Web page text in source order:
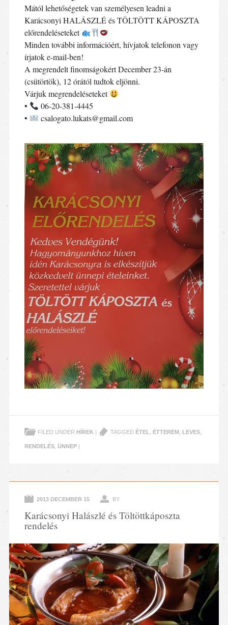
Mától lehetőségetek van személyesen leadni a
Karácsonyi HALÁSZLÉ és TÖLTÖTT KÁPOSZTA
előrendeléseteket
Minden további információért, hívjatok telefonon vagy
írjatok e-mail-ben!
A megrendelt finomságokért December 23-án
(csütörtök), 12 órától tudtok eljönni.
Várjuk megrendeléseteket
•
06-20-381-4445
•
csalogato.lukats@gmail.com
FILED UNDER HÍREK TAGGED ÉTEL ÉTTEREM LEVES,
RENDELÉS, ÜNNEP
2013 DECEMBER 15 BY
Karácsonyi Halászlé és Töltöttkáposzta
rendelés